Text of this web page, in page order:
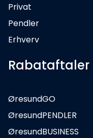
Privat
Pendler
Erhverv
Rabataftaler
ØresundGO
ØresundPENDLER
ØresundBUSINESS